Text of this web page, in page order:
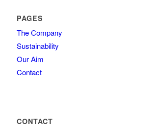
PAGES
The Company
Sustainability
Our Aim
Contact
CONTACT